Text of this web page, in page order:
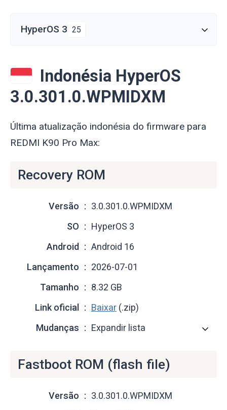
HyperOS 3 25
Indonésia HyperOS
3.0.301.0.WPMIDXM
Última atualização indonésia do firmware para
REDMI K90 Pro Max:
Recovery ROM
Versão
3.0.301.0.WPMIDXM
SO
HyperOS 3
Android
Android 16
Lançamento
2026-07-01
Tamanho
8.32 GB
Link oficial
Baixar (.zip)
Mudanças
Expandir lista
Fastboot ROM (flash file)
Versão
3.0.301.0.WPMIDXM